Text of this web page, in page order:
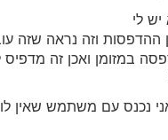
יש לי
ההדפסות וזה נראה שזה
במזומן ואכן זה
נכנס עם משתמש שאין